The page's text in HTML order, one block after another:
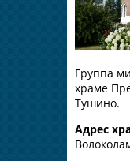
Группа
храме
Тушино.
Адрес